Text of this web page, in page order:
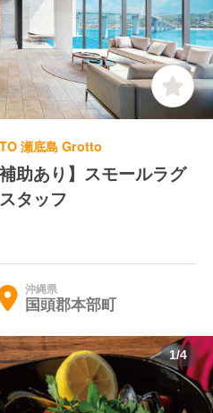
瀬底島 Grotto
助あり】スモールラグ
タッフ
沖縄県
国頭郡本部町
1/4